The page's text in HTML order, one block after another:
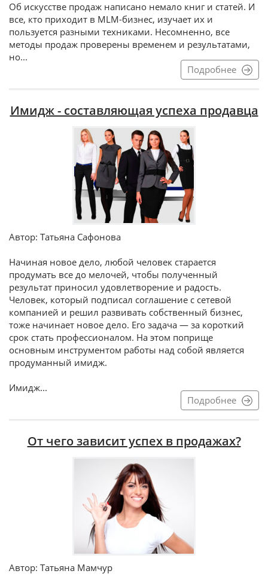
Об искусстве продаж написано немало книг и статей. И
все, кто приходит в MLM-бизнес, изучает их и
пользуется разными техниками. Несомненно, все
методы продаж проверены временем и результатами,
но...
Подробнее
Имидж - составляющая успеха продавца
Автор: Татьяна Сафонова
Начиная новое дело, любой человек старается
продумать все до мелочей, чтобы полученный
результат приносил удовлетворение и радость.
Человек, который подписал соглашение с сетевой
компанией и решил развивать собственный бизнес,
тоже начинает новое дело. Его задача — за короткий
срок стать профессионалом. На этом поприще
основным инструментом работы над собой является
продуманный имидж.
Имидж...
Подробнее
От чего зависит успех в продажах?
Автор: Татьяна Мамчур